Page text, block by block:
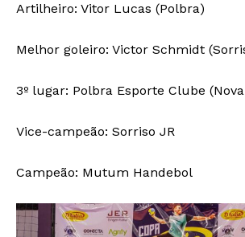
Artilheiro: Vitor Lucas (Polbra)
Melhor goleiro: Victor Schmidt
3º lugar: Polbra Esporte Clube
Vice-campeão: Sorriso JR
Campeão: Mutum Handebol